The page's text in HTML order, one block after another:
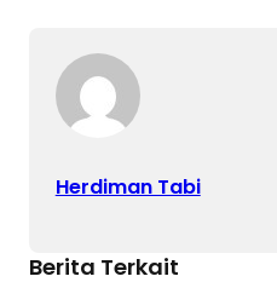
Herdiman Tabi
Berita Terkait